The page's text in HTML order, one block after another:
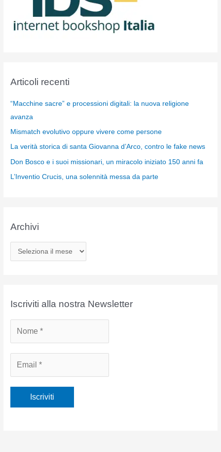
Articoli recenti
“Macchine sacre” e processioni digitali: la nuova religione
avanza
Mismatch evolutivo oppure vivere come persone
La verità storica di santa Giovanna d’Arco, contro le fake news
Don Bosco e i suoi missionari, un miracolo iniziato 150 anni fa
L’Inventio Crucis, una solennità messa da parte
Archivi
r
iIscriviti alla nostra Newsletter